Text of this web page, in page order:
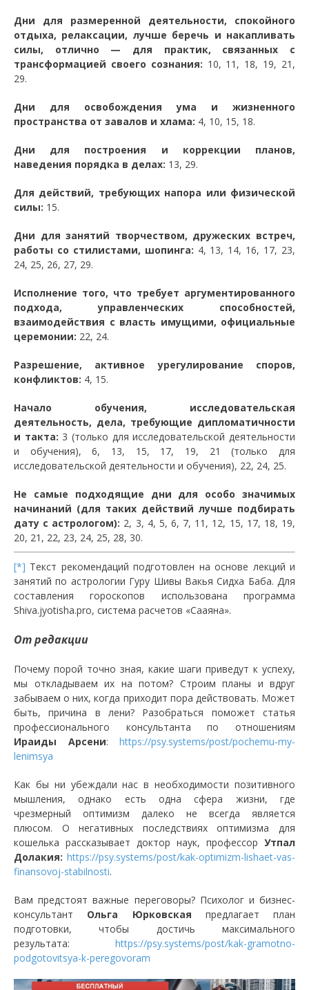
Дни для размеренной деятельности, спокойного
отдыха, релаксации, лучше беречь и накапливать
силы, отлично — для практик, связанных с
трансформацией своего сознания: 10, 11, 18, 19, 21,
29.
Дни для освобождения ума и жизненного
пространства от завалов и хлама: 4, 10, 15, 18.
Дни для построения и коррекции планов,
наведения порядка в делах: 13, 29.
Для действий, требующих напора или физической
силы: 15.
Дни для занятий творчеством, дружеских встреч,
работы со стилистами, шопинга: 4, 13, 14, 16, 17, 23,
24, 25, 26, 27, 29.
Исполнение того, что требует аргументированного
подхода, управленческих способностей,
взаимодействия с власть имущими, официальные
церемонии: 22, 24.
Разрешение, активное урегулирование споров,
конфликтов: 4, 15.
Начало обучения, исследовательская
деятельность, дела, требующие дипломатичности
и такта: 3 (только для исследовательской деятельности
и обучения), 6, 13, 15, 17, 19, 21 (только для
исследовательской деятельности и обучения), 22, 24, 25.
Не самые подходящие дни для особо значимых
начинаний (для таких действий лучше подбирать
дату с астрологом): 2, 3, 4, 5, 6, 7, 11, 12, 15, 17, 18, 19,
20, 21, 22, 23, 24, 25, 28, 30.
[*] Текст рекомендаций подготовлен на основе лекций и
занятий по астрологии Гуру Шивы Вакья Сидха Баба. Для
составления гороскопов использована программа
Shiva.jyotisha.pro, система расчетов «Сааяна».
От редакции
Почему порой точно зная, какие шаги приведут к успеху,
мы откладываем их на потом? Строим планы и вдруг
забываем о них, когда приходит пора действовать. Может
быть, причина в лени? Разобраться поможет статья
профессионального консультанта по отношениям
Ираиды Арсени: https://psy.systems/post/pochemu-my-
lenimsya
Как бы ни убеждали нас в необходимости позитивного
мышления, однако есть одна сфера жизни, где
чрезмерный оптимизм далеко не всегда является
плюсом. О негативных последствиях оптимизма для
кошелька рассказывает доктор наук, профессор Утпал
Долакия: https://psy.systems/post/kak-optimizm-lishaet-vas-
finansovoj-stabilnosti.
Вам предстоят важные переговоры? Психолог и бизнес-
консультант Ольга Юрковская предлагает план
подготовки, чтобы достичь максимального
результата: https://psy.systems/post/kak-gramotno-
podgotovitsya-k-peregovoram